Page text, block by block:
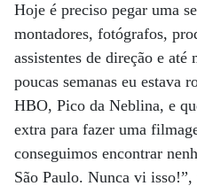
Hoje é preciso pegar uma
montadores, fotógrafos,
assistentes de direção e até
poucas semanas eu estava
HBO, Pico da Neblina, e
extra para fazer uma
conseguimos encontrar
São Paulo. Nunca vi